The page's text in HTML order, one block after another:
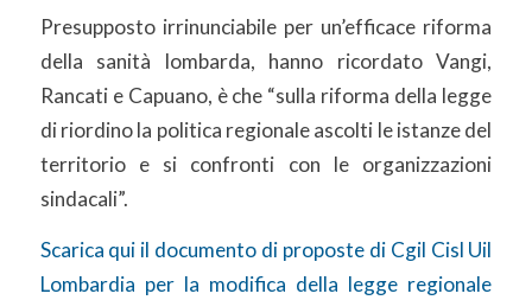
Presupposto irrinunciabile per un’efficace riforma
della sanità lombarda, hanno ricordato Vangi,
Rancati e Capuano, è che “sulla riforma della legge
di riordino la politica regionale ascolti le istanze del
territorio e si confronti con le organizzazioni
sindacali”.
Scarica qui il documento di proposte di Cgil Cisl Uil
Lombardia per la modifica della legge regionale